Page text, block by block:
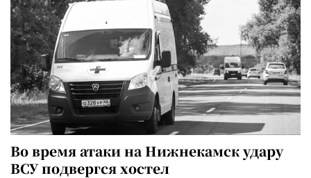
Во время атаки на Нижнекамск удару
ВСУ подвергся хостел